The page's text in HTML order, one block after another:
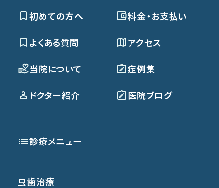
初めての方へ
よくある質問
当院について
ドクター紹介
料金・お支払い
アクセス
症例集
医院ブログ
診療メニュー
虫歯治療